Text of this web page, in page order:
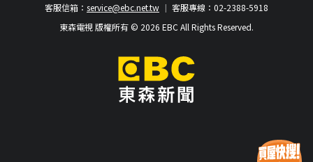
客服專線：02-2388-5918
客服信箱： service@ebc.net.tw
東森電視 版權所有 © 2026 EBC All Rights Reserved.